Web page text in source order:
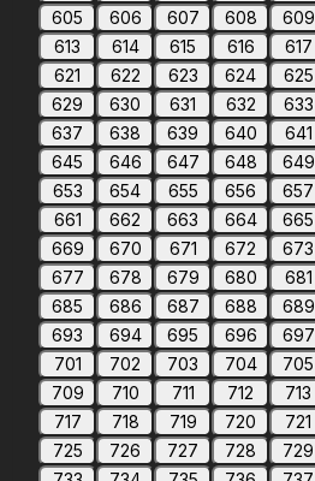
605
606 607 608 609
613
614 615 616 617
621
622 623 624 625
629
630 631 632 633
637
638 639 640 641
645
646 647 648 649
653
654 655 656 657
661
662 663 664 665
669
670 671 672 673
677
678 679 680 681
685
686 687 688 689
693
694 695 696 697
701
702 703 704 705
709
710 711 712 713
717
718 719 720 721
725
726 727 728 729